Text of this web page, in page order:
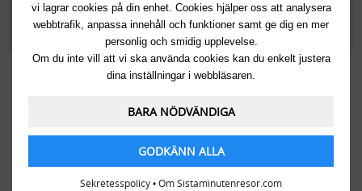
vi lagrar cookies på din enhet. Cookies hjälper oss att analysera
webbtrafik, anpassa innehåll och funktioner samt ge dig en mer
personlig och smidig upplevelse.
Om du inte vill att vi ska använda cookies kan du enkelt justera
dina inställningar i webbläsaren.
BARA NÖDVÄNDIGA
GODKÄNN ALLA
Sekretesspolicy•Om Sistaminutenresor.com
Välj den här resan
26 489kr
Lör 8 Aug, 7 dagar
Hotel Nana Golden Beach